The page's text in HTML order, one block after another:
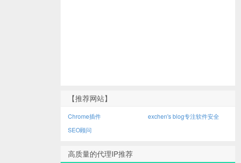
【推荐网站】
Chrome插件
exchen's blog专注软件安全
SEO顾问
高质量的代理IP推荐